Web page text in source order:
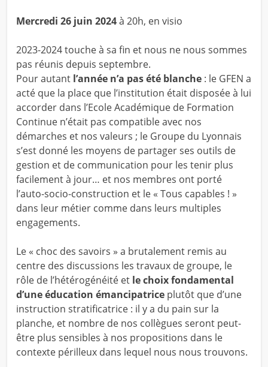
Mercredi 26 juin 2024à 20h, en visio
2023-2024 touche à sa fin et nous ne nous sommes
pas réunis depuis septembre.
Pour autantl’année n’a pas été blanche: le GFEN a
acté que la place que l’institution était disposée à lui
accorder dans l’Ecole Académique de Formation
Continue n’était pas compatible avec nos
démarches et nos valeurs ; le Groupe du Lyonnais
s’est donné les moyens de partager ses outils de
gestion et de communication pour les tenir plus
facilement à jour… et nos membres ont porté
l’auto-socio-construction et le « Tous capables ! »
dans leur métier comme dans leurs multiples
engagements.
Le « choc des savoirs » a brutalement remis au
centre des discussions les travaux de groupe, le
rôle de l’hétérogénéité et le choix fondamental
d’une éducation émancipatriceplutôt que d’une
instruction stratificatrice : il y a du pain sur la
planche, et nombre de nos collègues seront peut-
être plus sensibles à nos propositions dans le
contexte périlleux dans lequel nous nous trouvons.